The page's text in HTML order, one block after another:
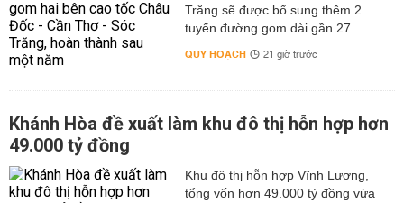
Trăng sẽ được bổ sung thêm 2
tuyến đường gom dài gần 27...
QUY HOẠCH 21 giờ trước
Khánh Hòa đề xuất làm khu đô thị hỗn hợp hơn
49.000 tỷ đồng
Khu đô thị hỗn hợp Vĩnh Lương,
tổng vốn hơn 49.000 tỷ đồng vừa